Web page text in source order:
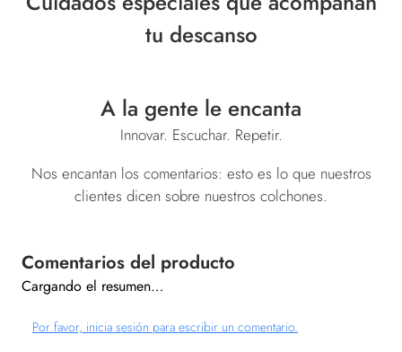
tu descanso
A la gente le encanta
Innovar. Escuchar. Repetir.
Nos encantan los comentarios: esto es lo que nuestros
clientes dicen sobre nuestros colchones.
Cargando el resumen…
Por favor, inicia sesión para escribir un comentario.